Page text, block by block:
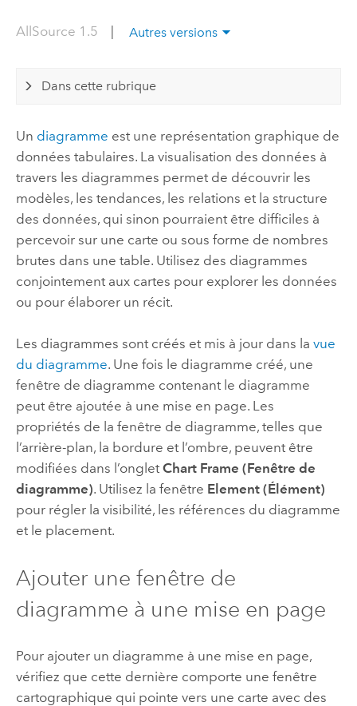
AllSource 1.5 Autres versions
Dans cette rubrique
Un diagramme est une représentation graphique de
données tabulaires. La visualisation des données à
travers les diagrammes permet de découvrir les
modèles, les tendances, les relations et la structure
des données, qui sinon pourraient être difficiles à
percevoir sur une carte ou sous forme de nombres
brutes dans une table. Utilisez des diagrammes
conjointement aux cartes pour explorer les données
ou pour élaborer un récit.
Les diagrammes sont créés et mis à jour dans la vue
du diagramme. Une fois le diagramme créé, une
fenêtre de diagramme contenant le diagramme
peut être ajoutée à une mise en page. Les
propriétés de la fenêtre de diagramme, telles que
l’arrière-plan, la bordure et l’ombre, peuvent être
modifiées dans l’onglet Chart Frame (Fenêtre de
diagramme). Utilisez la fenêtre Element (Élément)
pour régler la visibilité, les références du diagramme
et le placement.
Ajouter une fenêtre de
diagramme à une mise en page
Pour ajouter un diagramme à une mise en page,
vérifiez que cette dernière comporte une fenêtre
cartographique qui pointe vers une carte avec des